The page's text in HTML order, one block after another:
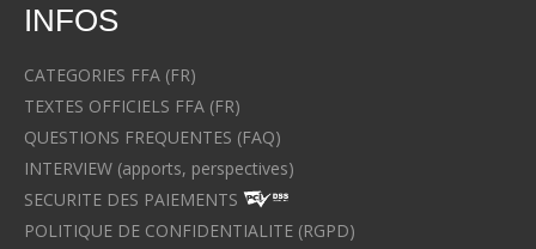
INFOS
CATEGORIES FFA (FR)
TEXTES OFFICIELS FFA (FR)
QUESTIONS FREQUENTES (FAQ)
INTERVIEW (apports, perspectives)
SECURITE DES PAIEMENTS
POLITIQUE DE CONFIDENTIALITE (RGPD)